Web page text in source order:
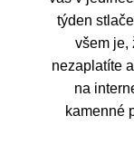
týden
všem je,
nezaplatíte
na
kamenné